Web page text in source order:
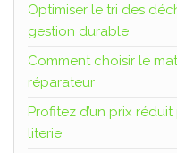
Optimiser le tri des
gestion durable
Comment choisir le
réparateur
Profitez d’un prix
literie